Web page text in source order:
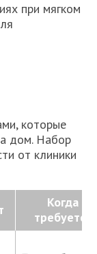
при мягком
которые
дом. Набор
от клиники
Когда
требуется